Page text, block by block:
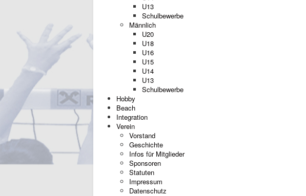
U13
Schulbewerbe
Männlich
U20
U18
U16
U15
U14
U13
Schulbewerbe
Hobby
Beach
Integration
Verein
Vorstand
Geschichte
Infos für Mitglieder
Sponsoren
Statuten
Impressum
Datenschutz